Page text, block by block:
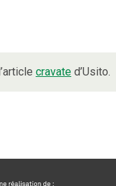
cravate d’Usito.